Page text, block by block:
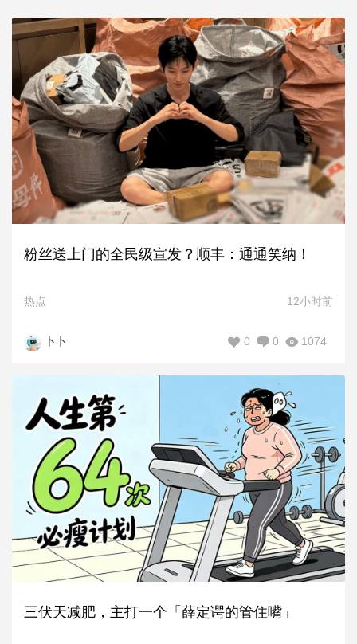
粉丝送上门的全民级宣发？顺丰：通通笑纳！
热点 12小时前
卜卜 1074
0
0
三伏天减肥，主打一个「薛定谔的管住嘴」